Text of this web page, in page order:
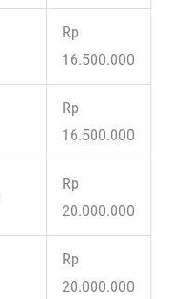
Rp
16.500.000
Rp
16.500.000
Rp
20.000.000
Rp
20.000.000